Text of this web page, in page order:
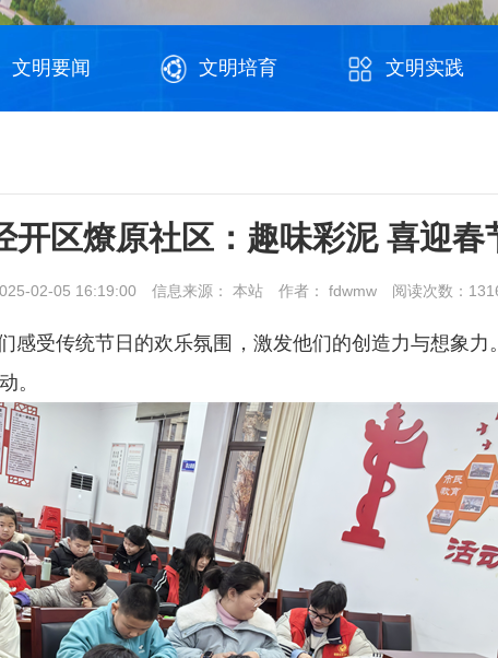
文明要闻 文明培育 文明实践
开区燎原社区：趣味彩泥 喜迎春
02-05 16:19:00 信息来源： 本站 作者： fdwmw 阅读次数：
感受传统节日的欢乐氛围，激发他们的创造力与想象力
。